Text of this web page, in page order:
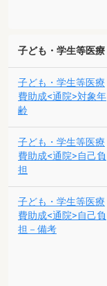
子ども・学生等医療
子ども・学生等医療
費助成<通院>対象年
齢
子ども・学生等医療
費助成<通院>自己負
担
子ども・学生等医療
費助成<通院>自己負
担－備考